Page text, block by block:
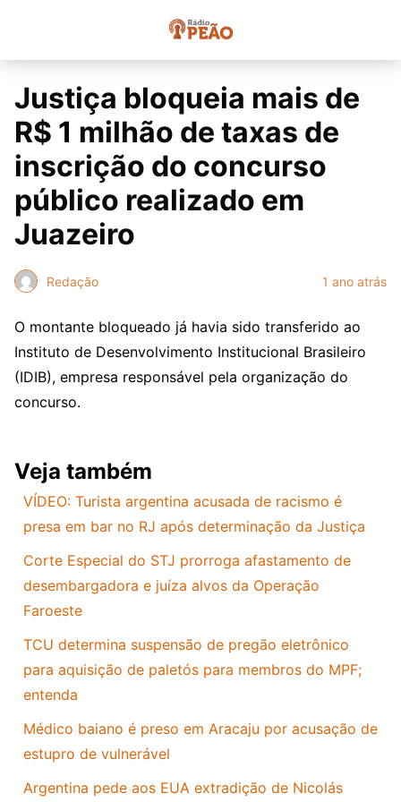
Justiça bloqueia mais de
R$ 1 milhão de taxas de
inscrição do concurso
público realizado em
Juazeiro
Redação 1 ano atrás
O montante bloqueado já havia sido transferido ao
Instituto de Desenvolvimento Institucional Brasileiro
(IDIB), empresa responsável pela organização do
concurso.
Veja também
VÍDEO: Turista argentina acusada de racismo é
presa em bar no RJ após determinação da Justiça
Corte Especial do STJ prorroga afastamento de
desembargadora e juíza alvos da Operação
Faroeste
TCU determina suspensão de pregão eletrônico
para aquisição de paletós para membros do MPF;
entenda
Médico baiano é preso em Aracaju por acusação de
estupro de vulnerável
Argentina pede aos EUA extradição de Nicolás